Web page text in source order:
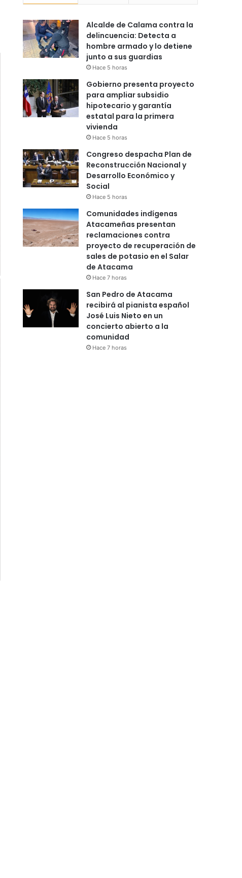
Alcalde de Calama contra la
delincuencia: Detecta a
hombre armado y lo detiene
junto a sus guardias
Hace 5 horas
Gobierno presenta proyecto
para ampliar subsidio
hipotecario y garantía
estatal para la primera
vivienda
Hace 5 horas
Congreso despacha Plan de
Reconstrucción Nacional y
Desarrollo Económico y
Social
Hace 5 horas
Comunidades indígenas
Atacameñas presentan
reclamaciones contra
proyecto de recuperación de
sales de potasio en el Salar
de Atacama
Hace 7 horas
San Pedro de Atacama
recibirá al pianista español
José Luis Nieto en un
concierto abierto a la
comunidad
Hace 7 horas